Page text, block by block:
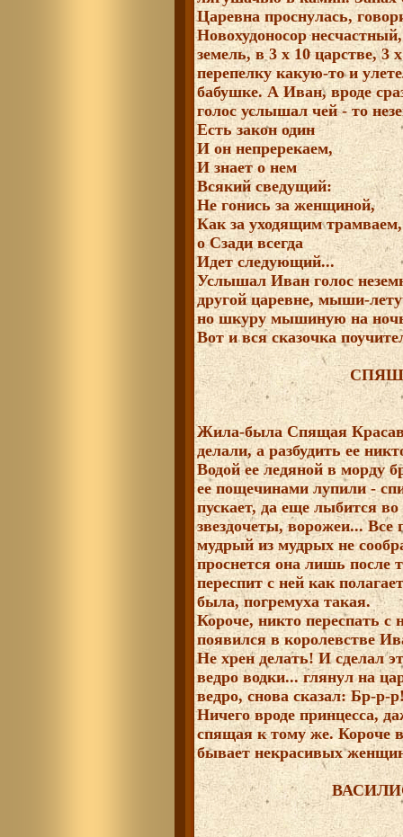
Царевна проснулась,
Новохудоносор
земель, в 3 х 10 царстве, 3
перепелку какую-то и
бабушке. А Иван, вроде
голос услышал чей - то
Есть закон один
И он непререкаем,
И знает о нем
Всякий сведущий:
Не гонись за женщиной,
Как за уходящим трамваем,
o Сзади всегда
Идет следующий...
Услышал Иван голос
другой царевне, мыши-
но шкуру мышиную на ночь
Вот и вся сказочка
Жила-была Спящая
делали, а разбудить ее
Водой ее ледяной в морду
ее пощечинами лупили -
пускает, да еще лыбится
звездочеты, ворожеи... Все
мудрый из мудрых не
проснется она лишь после
переспит с ней как
была, погремуха такая.
Короче, никто переспать с
появился в королевстве
Не хрен делать! И сделал
ведро водки... глянул на
ведро, снова сказал: Бр-р-
Ничего вроде принцесса,
спящая к тому же. Короче
бывает некрасивых